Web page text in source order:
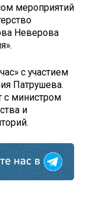
мероприятий
Неверова
с участием
Патрушева.
с министром
и